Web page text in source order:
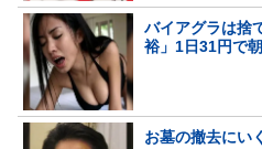
バイアグラは捨
裕」1日31円で
お墓の撤去にい